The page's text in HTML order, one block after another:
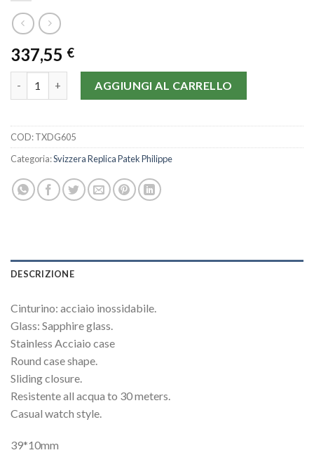
337,55 €
AGGIUNGI AL CARRELLO
COD:TXDG605
Categoria:Svizzera Replica Patek Philippe
DESCRIZIONE
Cinturino: acciaio inossidabile.
Glass: Sapphire glass.
Stainless Acciaio case
Round case shape.
Sliding closure.
Resistente all acqua to 30 meters.
Casual watch style.
39*10mm